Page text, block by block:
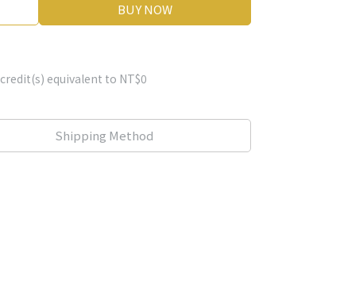
BUY NOW
credit(s) equivalent to NT$0
Shipping Method